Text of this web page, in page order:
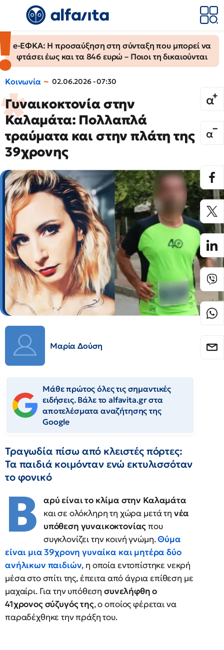
e-ΕΦΚΑ: Η προσαύξηση στη σύνταξη που μπορεί να
φτάσει έως και τα 846 ευρώ – Ποιοι τη δικαιούνται
Κοινωνία 02.06.2026 - 07:30
Γυναικοκτονία στην
Καλαμάτα: Πολλαπλά
τραύματα και στην πλάτη της
39χρονης
Μαρία Δούση
Μάθε πρώτος όλες τις σημαντικές
ειδήσεις. Βάλε το alfavita.gr στα
αποτελέσματα αναζήτησης της
Google
Τραγωδία πίσω από κλειστές πόρτες:
Τα παιδιά κοιμόνταν ενώ εκτυλισσόταν
το φονικό
Β
αρύ είναι το κλίμα στην Καλαμάτα
και σε ολόκληρη τη χώρα μετά τη νέα
υπόθεση γυναικοκτονίαςπου
συγκλονίζει την κοινή γνώμη.Θύμα
είναι μια 39χρονη γυναίκα και μητέρα δύο
ανήλικων παιδιών, η οποία εντοπίστηκε νεκρή
μέσα στο σπίτι της, έπειτα από άγρια επίθεση με
μαχαίρι. Για την υπόθεση συνελήφθη ο
41χρονος σύζυγός της, ο οποίος φέρεται να
παραδέχθηκε την πράξη του.